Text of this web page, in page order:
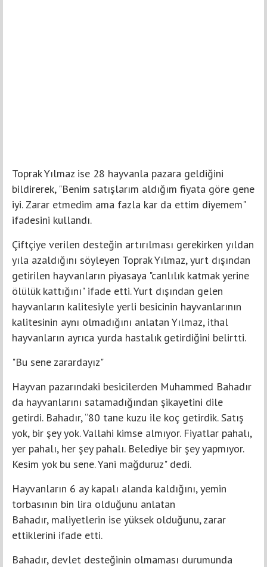
Toprak Yılmaz ise 28 hayvanla pazara geldiğini
bildirerek, "Benim satışlarım aldığım fiyata göre gene
iyi. Zarar etmedim ama fazla kar da ettim diyemem"
ifadesini kullandı.
Çiftçiye verilen desteğin artırılması gerekirken yıldan
yıla azaldığını söyleyen Toprak Yılmaz, yurt dışından
getirilen hayvanların piyasaya "canlılık katmak yerine
ölülük kattığını" ifade etti. Yurt dışından gelen
hayvanların kalitesiyle yerli besicinin hayvanlarının
kalitesinin aynı olmadığını anlatan Yılmaz, ithal
hayvanların ayrıca yurda hastalık getirdiğini belirtti.
"Bu sene zarardayız"
Hayvan pazarındaki besicilerden Muhammed Bahadır
da hayvanlarını satamadığından şikayetini dile
getirdi. Bahadır, “80 tane kuzu ile koç getirdik. Satış
yok, bir şey yok. Vallahi kimse almıyor. Fiyatlar pahalı,
yer pahalı, her şey pahalı. Belediye bir şey yapmıyor.
Kesim yok bu sene. Yani mağduruz" dedi.
Hayvanların 6 ay kapalı alanda kaldığını, yemin
torbasının bin lira olduğunu anlatan
Bahadır, maliyetlerin ise yüksek olduğunu, zarar
ettiklerini ifade etti.
Bahadır, devlet desteğinin olmaması durumunda